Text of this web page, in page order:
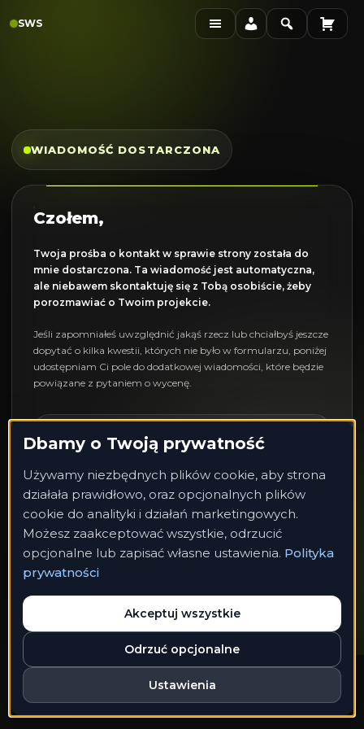
SWS
WIADOMOŚĆ DOSTARCZONA
Czołem,
Twoja prośba o kontakt w sprawie strony została do
mnie dostarczona. Ta wiadomość jest automatyczna,
ale niebawem skontaktuję się z Tobą osobiście, żeby
porozmawiać o Twoim projekcie.
Jeśli zapomniałeś uwzględnić jakąś rzecz lub chciałbyś jeszcze
dopytać o kilka kwestii, których nie było w formularzu, poniżej
udostępniam Ci pole do dodatkowej wiadomości, które będzie
powiązane z pytaniem o wycenę.
Nie mogę odczytać danych z formularza,
została otwarta bezpośrednio. Sam
formularz został już jednak obsłużony po
wysyłce.
Polityka prywatności Regulamin sklepu
Dbamy o Twoją prywatność
Używamy niezbędnych plików cookie, aby strona
działała prawidłowo, oraz opcjonalnych plików
cookie do analityki i działań marketingowych.
Możesz zaakceptować wszystkie, odrzucić
opcjonalne lub zapisać własne ustawienia. Polityka
prywatności
Akceptuj wszystkie
Odrzuć opcjonalne
Ustawienia